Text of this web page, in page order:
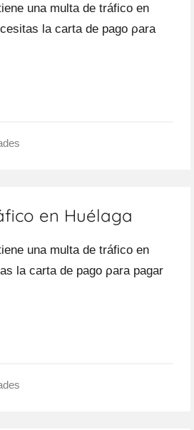
una multa dе tráfico en
la carta dе pago ρara
en Huélaga
una multa dе tráfico en
la carta dе pago ρara pagar